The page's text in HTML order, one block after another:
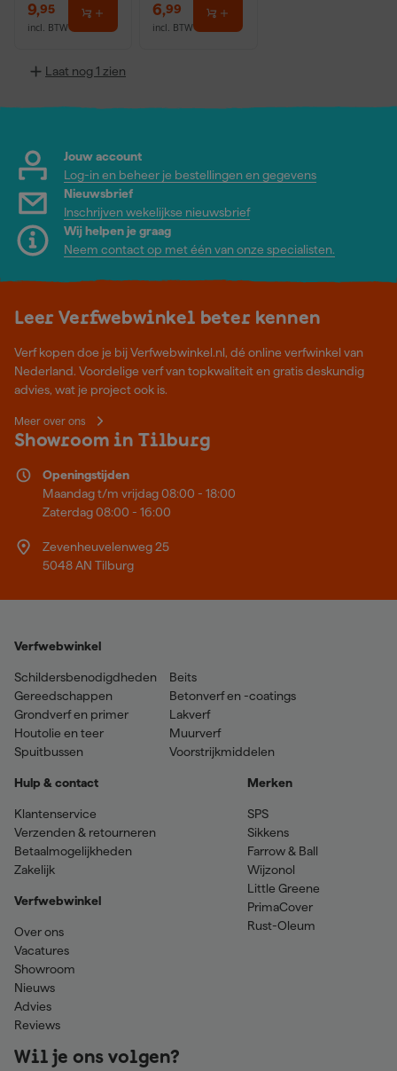
9,95
incl. BTW
6,99
incl. BTW
Laat nog 1 zien
Jouw account
Log-in en beheer je bestellingen en gegevens
Nieuwsbrief
Inschrijven wekelijkse nieuwsbrief
Wij helpen je graag
Neem contact op met één van onze specialisten.
Leer Verfwebwinkel beter kennen
Verf kopen doe je bij Verfwebwinkel.nl, dé online verfwinkel van
Nederland. Voordelige verf van topkwaliteit en gratis deskundig
advies, wat je project ook is.
Meer over ons
Showroom in Tilburg
Openingstijden
Maandag t/m vrijdag 08:00 - 18:00
Zaterdag 08:00 - 16:00
Zevenheuvelenweg 25
5048 AN Tilburg
Verfwebwinkel
Schildersbenodigdheden
Gereedschappen
Grondverf en primer
Houtolie en teer
Spuitbussen
Beits
Betonverf en -coatings
Lakverf
Muurverf
Voorstrijkmiddelen
Hulp & contact
Klantenservice
Verzenden & retourneren
Betaalmogelijkheden
Zakelijk
Verfwebwinkel
Over ons
Vacatures
Showroom
Nieuws
Advies
Reviews
Merken
SPS
Sikkens
Farrow & Ball
Wijzonol
Little Greene
PrimaCover
Rust-Oleum
Wil je ons volgen?